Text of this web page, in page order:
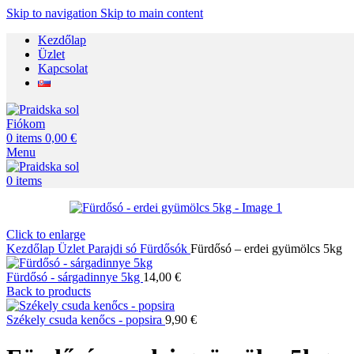
Skip to navigation Skip to main content
Kezdőlap
Üzlet
Kapcsolat
Fiókom
0 items 0,00 €
Menu
0 items
Click to enlarge
Kezdőlap Üzlet Parajdi só Fürdősók Fürdősó – erdei gyümölcs 5kg
Fürdősó - sárgadinnye 5kg 14,00 €
Back to products
Székely csuda kenőcs - popsira 9,90 €